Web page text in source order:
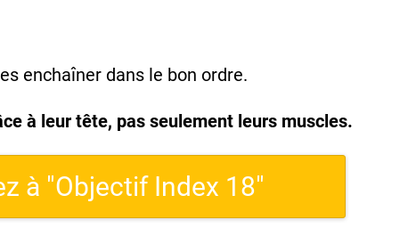
enchaîner dans le bon ordre.
à leur tête, pas seulement leurs muscles.
à "Objectif Index 18"